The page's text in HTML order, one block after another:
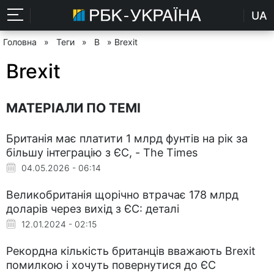
UA
Головна » Теги » B » Brexit
Brexit
МАТЕРІАЛИ ПО ТЕМІ
Британія має платити 1 млрд фунтів на рік за
більшу інтеграцію з ЄС, - The Times
04.05.2026 - 06:14
Великобританія щорічно втрачає 178 млрд
доларів через вихід з ЄС: деталі
12.01.2024 - 02:15
Рекордна кількість британців вважають Brexit
помилкою і хочуть повернутися до ЄС